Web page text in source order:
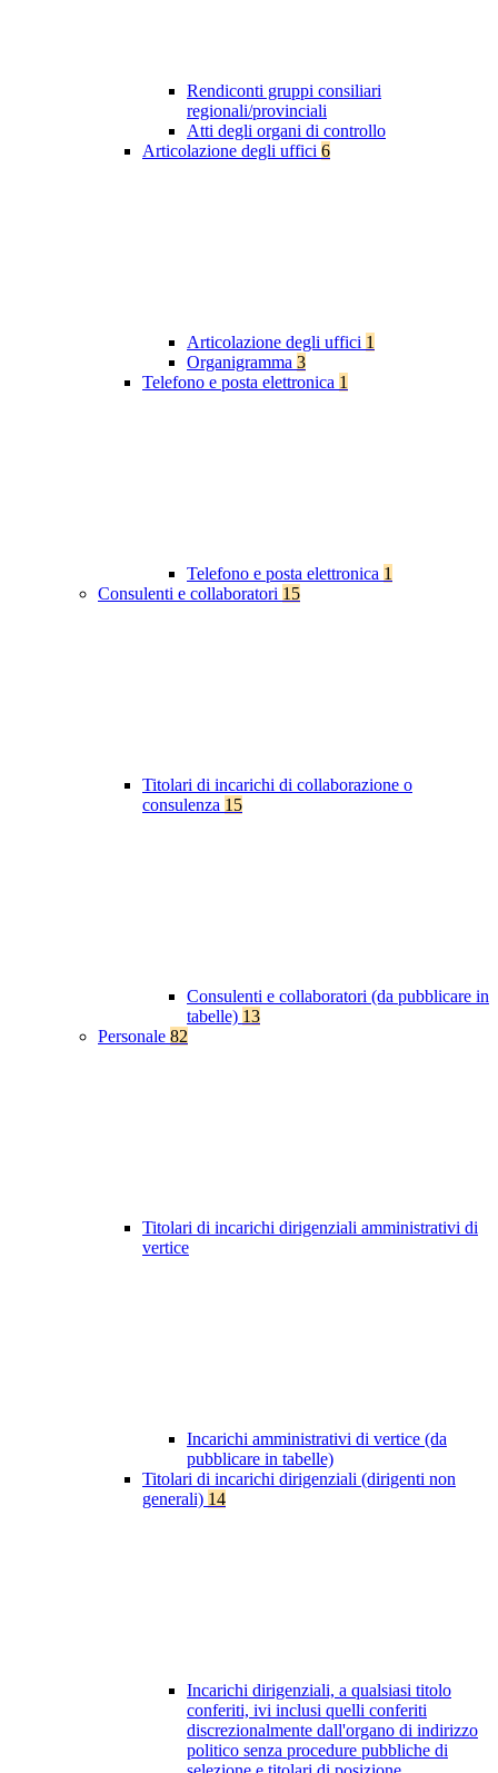
Rendiconti gruppi consiliari
regionali/provinciali
Atti degli organi di controllo
Articolazione degli uffici 6
Articolazione degli uffici 1
Organigramma 3
Telefono e posta elettronica 1
Telefono e posta elettronica 1
Consulenti e collaboratori 15
Titolari di incarichi di collaborazione o
consulenza 15
Consulenti e collaboratori (da pubblicare in
tabelle) 13
Personale 82
Titolari di incarichi dirigenziali amministrativi di
vertice
Incarichi amministrativi di vertice (da
pubblicare in tabelle)
Titolari di incarichi dirigenziali (dirigenti non
generali) 14
Incarichi dirigenziali, a qualsiasi titolo
conferiti, ivi inclusi quelli conferiti
discrezionalmente dall'organo di indirizzo
politico senza procedure pubbliche di